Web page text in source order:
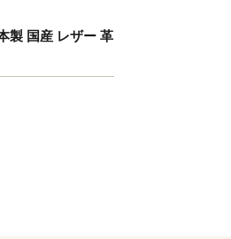
製 国産 レザー 革